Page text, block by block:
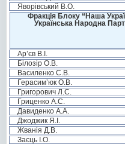
Яворівський В.О.
Фракція Блоку “Наша
Українська Народна
Ар’єв В.І.
Білозір О.В.
Василенко С.В.
Герасим’юк О.В.
Григорович Л.С.
Гриценко А.С.
Давиденко А.А.
Джоджик Я.І.
Жванія Д.В.
Заєць І.О.